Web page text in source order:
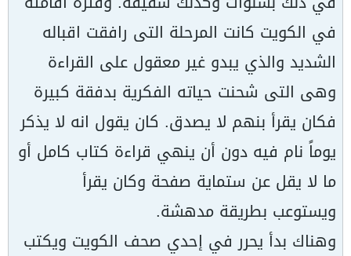
في الكويت كانت المرحلة التى رافقت اقباله
الشديد والذي يبدو غير معقول على القراءة
وهى التى شحنت حياته الفكرية بدفقة كبيرة
فكان يقرأ بنهم لا يصدق. كان يقول انه لا يذكر
يوماً نام فيه دون أن ينهي قراءة كتاب كامل أو
ما لا يقل عن ستماية صفحة وكان يقرأ
ويستوعب بطريقة مدهشة.
وهناك بدأ يحرر في إحدي صحف الكويت ويكتب